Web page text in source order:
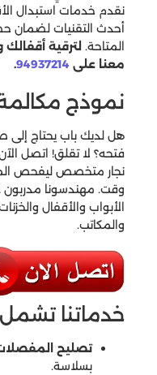
نقدم خدمات استبدال
أحدث التقنيات لضمان
المتاحة. لترقية
معنا على 94937214
.
نموذج
هل لديك باب يحتاج إلى
فتحه؟ لا تقلق! اتصل
نجار متخصص ليفحص
وقت. مهندسونا مدربون
الأبواب والأقفال
والمكاتب.
خدماتنا
تصليح
بسلاسة.